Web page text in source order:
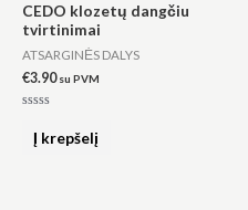
CEDO klozetų dangčiu
tvirtinimai
ATSARGINĖS DALYS
€3.90 su PVM
Į krepšelį